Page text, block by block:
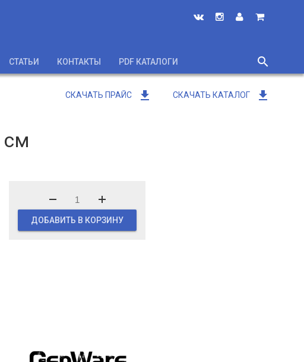
СТАТЬИ КОНТАКТЫ PDF КАТАЛОГИ
search
close
СКАЧАТЬ ПРАЙС get_app СКАЧАТЬ КАТАЛОГ get_app
см
ДОБАВИТЬ В КОРЗИНУ